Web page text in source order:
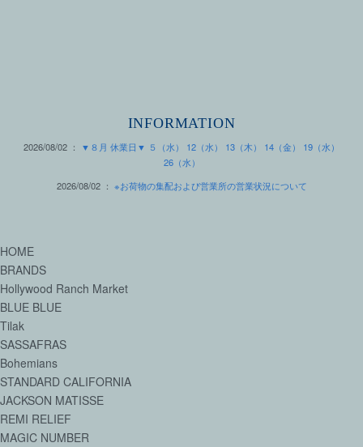
INFORMATION
2026/08/02 ：
▼８月 休業日▼ ５（水） 12（水） 13（木） 14（金） 19（水）
26（水）
2026/08/02 ： ※お荷物の集配および営業所の営業状況について
HOME
BRANDS
Hollywood Ranch Market
BLUE BLUE
Tilak
SASSAFRAS
Bohemians
STANDARD CALIFORNIA
JACKSON MATISSE
REMI RELIEF
MAGIC NUMBER